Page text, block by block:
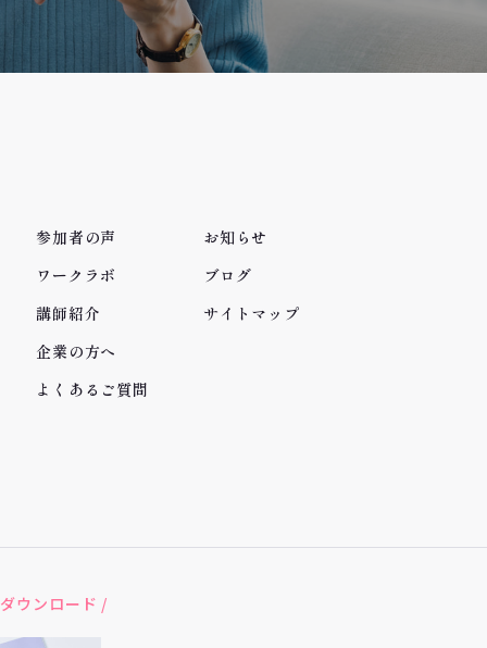
参加者の声
ワークラボ
講師紹介
企業の方へ
よくあるご質問
お知らせ
ブログ
サイトマップ
ウンロード /